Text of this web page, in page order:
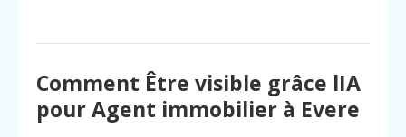
Comment Être visible grâce lIA
pour Agent immobilier à Evere